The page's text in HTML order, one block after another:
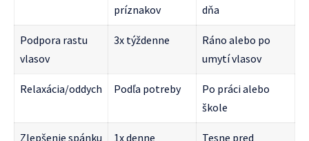
príznakov
dňa
Podpora rastu
vlasov
3x týždenne
Ráno alebo po
umytí vlasov
Relaxácia/oddych Podľa potreby
Po práci alebo
škole
Zlepšenie spánku 1x denne Tesne pred